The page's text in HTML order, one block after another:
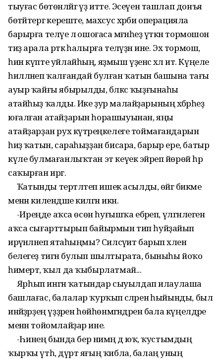
тыуғас бөтөнләйгә үҙ итте. Эсеүен ташлап донъя
бөтәйтергә кереште, махсус хәрби операцияла
барырға теләүе лә ошоғаса мәғәнәһеҙ үткән тормошон
тиҙ арала рәткә һалырға теләүҙән ине. Эх тормош,
һин күпте уйлайһың, яҙмыш үҙенсә хәл итә. Күңеле
һилләнеп ҡалғандай булған ҡатын башына тағы
ауыр ҡайғы ябырылды, бәләкәс ҡыҙғынаһы
атайһыҙ ҡалды. Ике ҙур малайҙарының хәбәрһеҙ
юғалған атайҙарын һорашыуынан, яңы
атайҙарҙан рух күтәреңкелеге тоймағандарын
һиҙә ҡатын, сараһыҙҙан бисара, барыр ере, батыр
күле булмағанлыҡтан эт кеүек эйәреп йөрөй һәр
саҡырған иргә.
Ҡатынды тертләтеп ишек асылды, өйгә бикәме
менән килендәше килгән икән.
-Иреңде аҡса өсөн һуғышҡа ебәреп, үлгәнлегенә
аҡса сығарттырып байырмын тип һуйҙайып
ирәүәнләнеп ятаһыңмы? Силсәүит барып хәлен
белегеҙ тигән булып шылтырата, быныһы йоҡо
һимертә, ҡыл да ҡыбырлатмай...
Ярһып ингән ҡатындар сыуылдап илаулаша
башлағас, балалар ҡурҡып әсәләренә һыйынды, был
инәйҙәрҙең үҙҙәрен һөйһөнмәгәндәрен бала күңелдәре
менән тойомлайҙар ине.
-Һинең бында бер нимәң дә юҡ, ҡустымдың
ҡырҡы үтһә, дүрт яғың ҡибла, балаң уның